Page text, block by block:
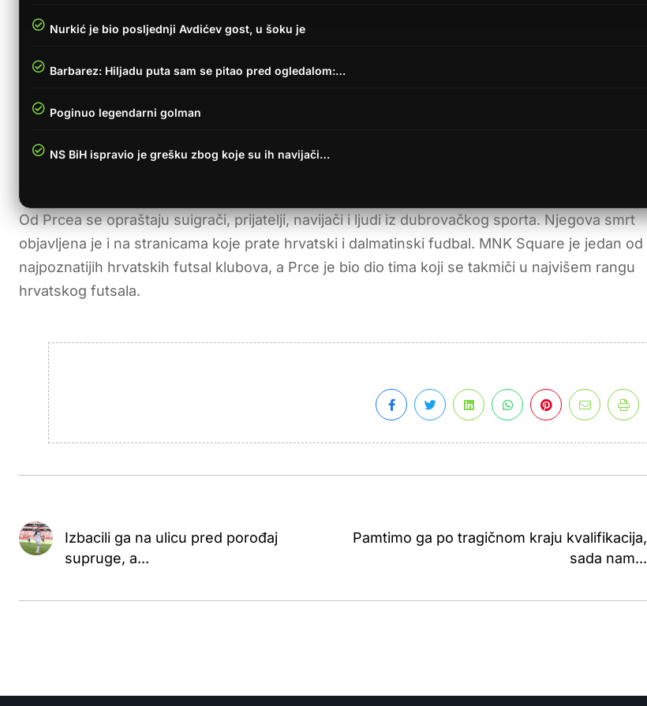
Nurkić je bio posljednji Avdićev gost, u šoku je
Barbarez: Hiljadu puta sam se pitao pred ogledalom:…
Poginuo legendarni golman
NS BiH ispravio je grešku zbog koje su ih navijači…
Od Prcea se opraštaju suigrači, prijatelji, navijači i ljudi iz dubrovačkog sporta. Njegova smrt
objavljena je i na stranicama koje prate hrvatski i dalmatinski fudbal. MNK Square je jedan od
najpoznatijih hrvatskih futsal klubova, a Prce je bio dio tima koji se takmiči u najvišem rangu
hrvatskog futsala.
Izbacili ga na ulicu pred porođaj
supruge, a...
Pamtimo ga po tragičnom kraju kvalifikacija,
sada nam...